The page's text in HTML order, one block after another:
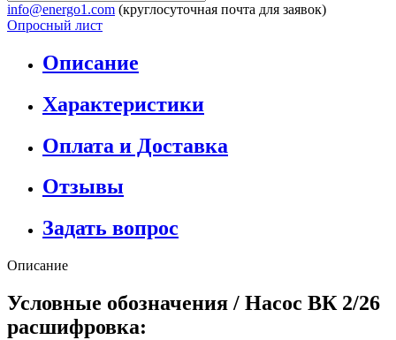
info@energo1.com (круглосуточная почта для заявок)
Опросный лист
Описание
Характеристики
Оплата и Доставка
Отзывы
Задать вопрос
Описание
Условные обозначения / Насос ВК 2/26
расшифровка: